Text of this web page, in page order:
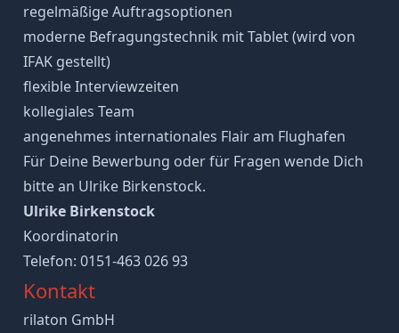
regelmäßige Auftragsoptionen
moderne Befragungstechnik mit Tablet (wird von
IFAK gestellt)
flexible Interviewzeiten
kollegiales Team
angenehmes internationales Flair am Flughafen
Für Deine Bewerbung oder für Fragen wende Dich
bitte an Ulrike Birkenstock.
Ulrike Birkenstock
Koordinatorin
Telefon: 0151-463 026 93
Kontakt
rilaton GmbH